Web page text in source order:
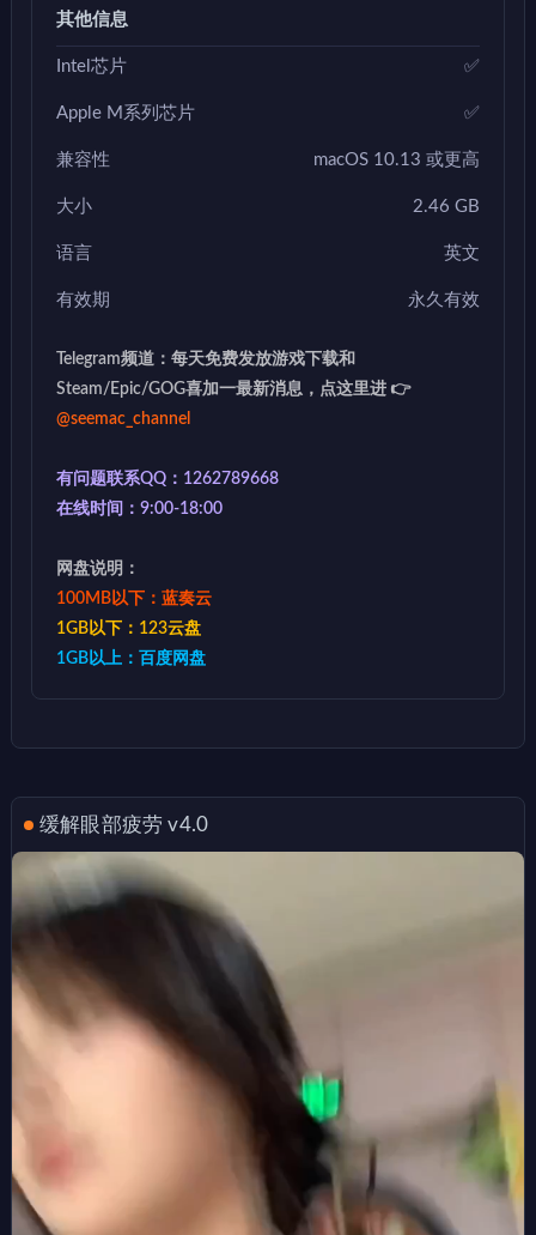
其他信息
Intel芯片 ✅
Apple M系列芯片 ✅
兼容性 macOS 10.13 或更高
大小 2.46 GB
语言 英文
有效期 永久有效
Telegram频道：每天免费发放游戏下载和
Steam/Epic/GOG喜加一最新消息，点这里进 👉
@seemac_channel
有问题联系QQ：1262789668
在线时间：9:00-18:00
网盘说明：
100MB以下：蓝奏云
1GB以下：123云盘
1GB以上：百度网盘
缓解眼部疲劳 v4.0